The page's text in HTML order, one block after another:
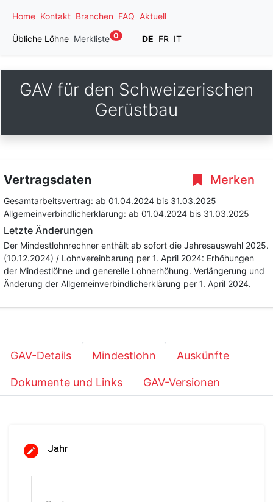
Home Kontakt Branchen FAQ Aktuell
Übliche Löhne Merkliste 0 DE FR IT
GAV für den Schweizerischen
Gerüstbau
Merken
Vertragsdaten
Gesamtarbeitsvertrag: ab 01.04.2024 bis 31.03.2025
Allgemeinverbindlicherklärung: ab 01.04.2024 bis 31.03.2025
Letzte Änderungen
Der Mindestlohnrechner enthält ab sofort die Jahresauswahl 2025.
(10.12.2024) / Lohnvereinbarung per 1. April 2024: Erhöhungen
der Mindestlöhne und generelle Lohnerhöhung. Verlängerung und
Änderung der Allgemeinverbindlicherklärung per 1. April 2024.
GAV-Details Mindestlohn Auskünfte
Dokumente und Links GAV-Versionen
Jahr